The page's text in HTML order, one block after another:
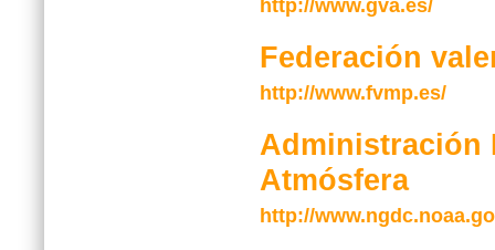
http://www.gva.es/
Federación
http://www.fvmp.es/
Administración
Atmósfera
http://